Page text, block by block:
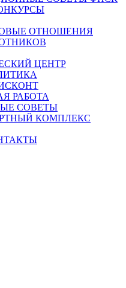
ОТНОШЕНИЯ
ЦЕНТР
РАБОТА
СОВЕТЫ
КОМПЛЕКС